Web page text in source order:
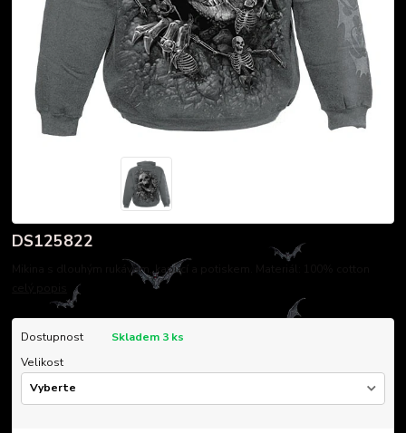
DS125822
Mikina s dlouhým rukávem, kapucí a potiskem. Materiál: 100% cotton
Dostupnost
Skladem 3 ks
Velikost